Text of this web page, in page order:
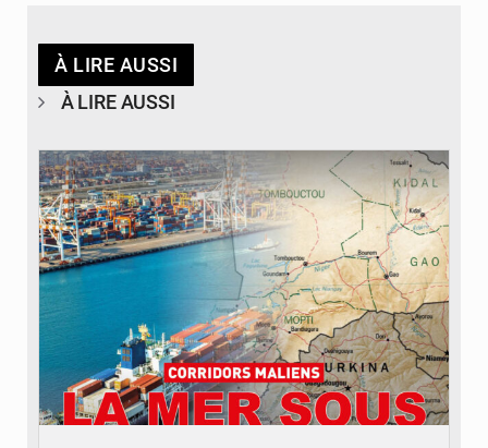
À LIRE AUSSI
À LIRE AUSSI
© JDM